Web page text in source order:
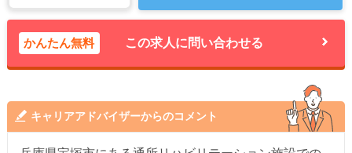
かんたん無料 この求人に問い合わせる
キャリアアドバイザーからのコメント